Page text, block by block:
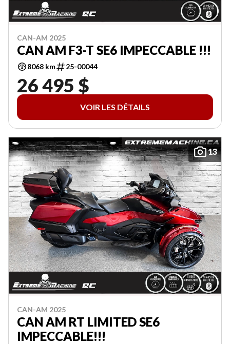
CAN-AM 2025
CAN AM F3-T SE6 IMPECCABLE !!!
8068 km 25-00044
26 495 $
VOIR LES DÉTAILS
13
CAN-AM 2025
CAN AM RT LIMITED SE6
IMPECCABLE!!!